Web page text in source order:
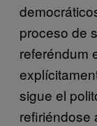
proceso de
referéndum
sigue el
refiriéndose